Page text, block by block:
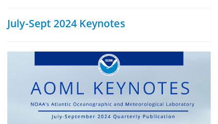
July-Sept 2024 Keynotes